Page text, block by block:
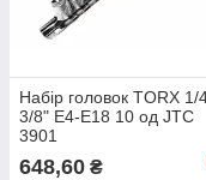
Набір головок TORX 1/
3/8" Е4-Е18 10 од JTC
3901
648,60 ₴